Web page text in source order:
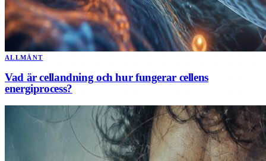
ALLMÄNT
Vad är cellandning och hur fungerar cellens
energiprocess?